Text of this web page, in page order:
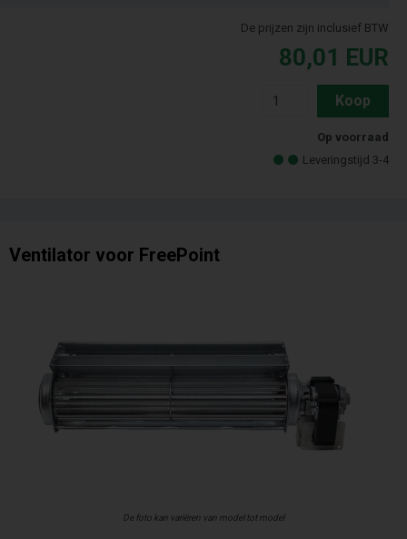
De prijzen zijn inclusief BTW
80,01 EUR
Koop
Op voorraad
Leveringstijd 3-4
Ventilator voor FreePoint
De foto kan variëren van model tot model